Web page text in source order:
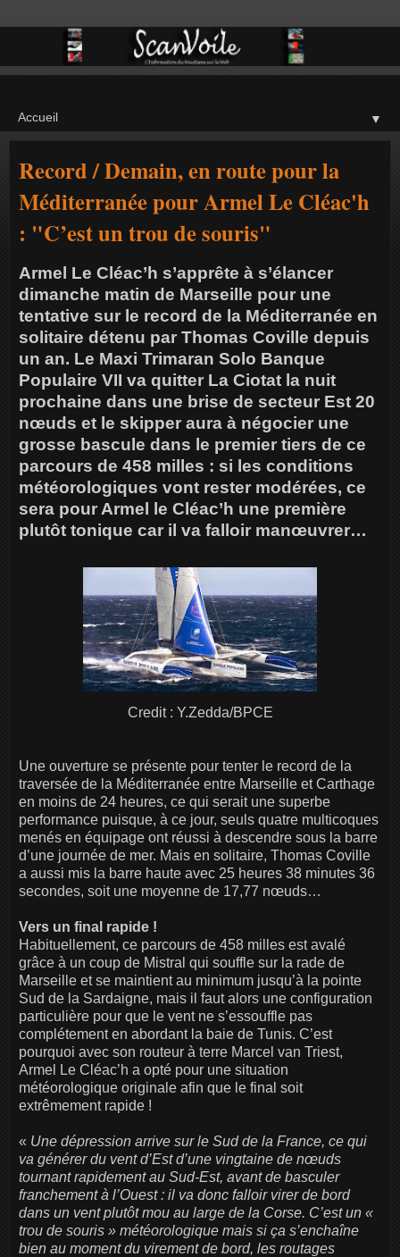
▼
Record / Demain, en route pour la
Méditerranée pour Armel Le Cléac'h
: "C’est un trou de souris"
Armel Le Cléac’h s’apprête à s’élancer
dimanche matin de Marseille pour une
tentative sur le record de la Méditerranée en
solitaire détenu par Thomas Coville depuis
un an. Le Maxi Trimaran Solo Banque
Populaire VII va quitter La Ciotat la nuit
prochaine dans une brise de secteur Est 20
nœuds et le skipper aura à négocier une
grosse bascule dans le premier tiers de ce
parcours de 458 milles : si les conditions
météorologiques vont rester modérées, ce
sera pour Armel le Cléac’h une première
plutôt tonique car il va falloir manœuvrer…
Credit : Y.Zedda/BPCE
Une ouverture se présente pour tenter le record de la
traversée de la Méditerranée entre Marseille et Carthage
en moins de 24 heures, ce qui serait une superbe
performance puisque, à ce jour, seuls quatre multicoques
menés en équipage ont réussi à descendre sous la barre
d’une journée de mer. Mais en solitaire, Thomas Coville
a aussi mis la barre haute avec 25 heures 38 minutes 36
secondes, soit une moyenne de 17,77 nœuds…
Vers un final rapide !
Habituellement, ce parcours de 458 milles est avalé
grâce à un coup de Mistral qui souffle sur la rade de
Marseille et se maintient au minimum jusqu’à la pointe
Sud de la Sardaigne, mais il faut alors une configuration
particulière pour que le vent ne s’essouffle pas
complétement en abordant la baie de Tunis. C’est
pourquoi avec son routeur à terre Marcel van Triest,
Armel Le Cléac’h a opté pour une situation
météorologique originale afin que le final soit
extrêmement rapide !
« Une dépression arrive sur le Sud de la France, ce qui
va générer du vent d’Est d’une vingtaine de nœuds
tournant rapidement au Sud-Est, avant de basculer
franchement à l’Ouest : il va donc falloir virer de bord
dans un vent plutôt mou au large de la Corse. C’est un «
trou de souris » météorologique mais si ça s’enchaîne
bien au moment du virement de bord, les routages